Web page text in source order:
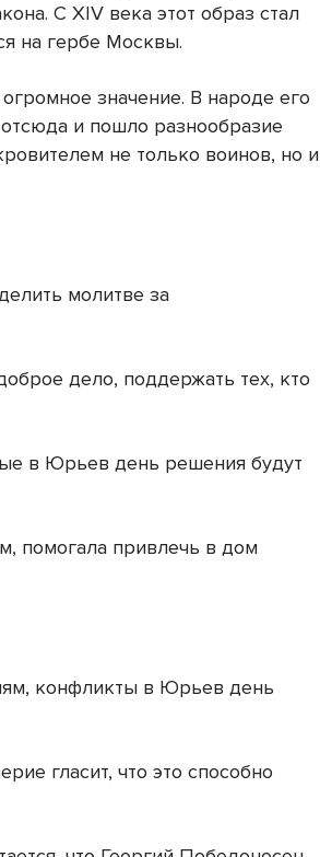
С XIV века этот образ стал
на гербе Москвы.
значение. В народе его
и пошло разнообразие
не только воинов, но и
молитве за
дело, поддержать тех, кто
в Юрьев день решения будут
помогала привлечь в дом
конфликты в Юрьев день
гласит, что это способно